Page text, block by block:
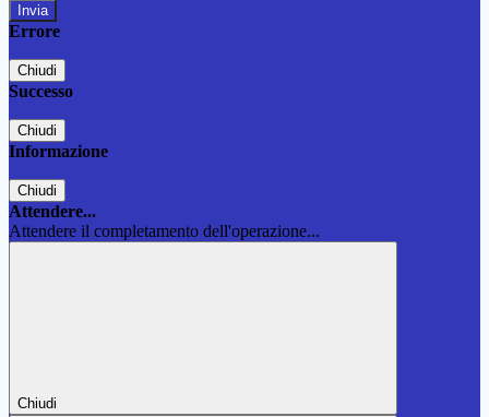
Errore
Chiudi
Successo
Chiudi
Informazione
Chiudi
Attendere...
Attendere il completamento dell'operazione...
Chiudi